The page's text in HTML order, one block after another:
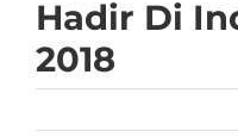
Hadir Di
2018